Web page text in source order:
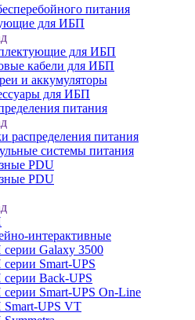
питания
для ИБП
для ИБП
кабели для ИБП
и аккумуляторы
для ИБП
питания
распределения питания
системы питания
PDU
PDU
интерактивные
Galaxy 3500
Smart-UPS
Back-UPS
Smart-UPS On-Line
UPS VT